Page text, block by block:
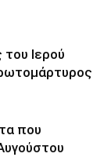
Ιερού
που